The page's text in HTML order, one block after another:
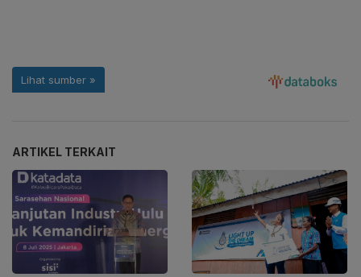
ARTIKEL TERKAIT